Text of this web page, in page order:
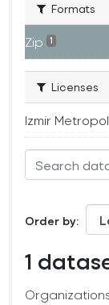
Formats
Zip 1
Licenses
Izmir
Order by
1